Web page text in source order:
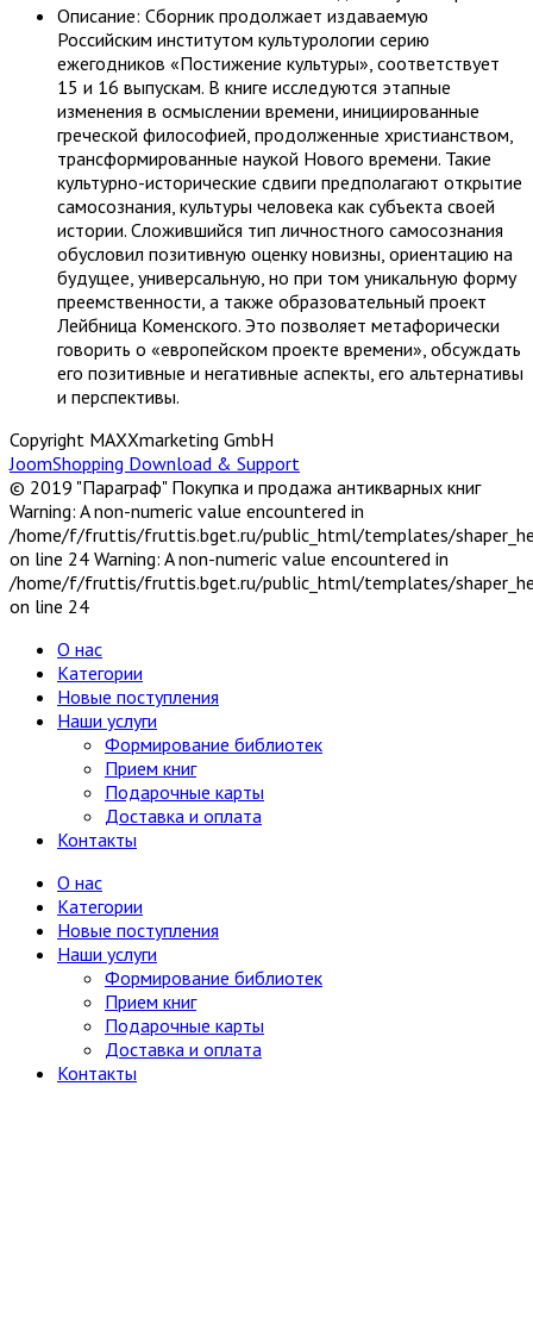
Описание: Сборник продолжает издаваемую
Российским институтом культурологии серию
ежегодников «Постижение культуры», соответствует
15 и 16 выпускам. В книге исследуются этапные
изменения в осмыслении времени, инициированные
греческой философией, продолженные христианством,
трансформированные наукой Нового времени. Такие
культурно-исторические сдвиги предполагают открытие
самосознания, культуры человека как субъекта своей
истории. Сложившийся тип личностного самосознания
обусловил позитивную оценку новизны, ориентацию на
будущее, универсальную, но при том уникальную форму
преемственности, а также образовательный проект
Лейбница Коменского. Это позволяет метафорически
говорить о «европейском проекте времени», обсуждать
его позитивные и негативные аспекты, его альтернативы
и перспективы.
Copyright MAXXmarketing GmbH
JoomShopping Download & Support
© 2019 "Параграф" Покупка и продажа антикварных книг
Warning: A non-numeric value encountered in
/home/f/fruttis/fruttis.bget.ru/public_html/templates/
on line 24 Warning: A non-numeric value encountered in
/home/f/fruttis/fruttis.bget.ru/public_html/templates/
on line 24
О нас
Категории
Новые поступления
Наши услуги
Формирование библиотек
Прием книг
Подарочные карты
Доставка и оплата
Контакты
О нас
Категории
Новые поступления
Наши услуги
Формирование библиотек
Прием книг
Подарочные карты
Доставка и оплата
Контакты